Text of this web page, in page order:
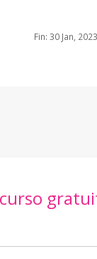
Fin: 30 Jan, 2023